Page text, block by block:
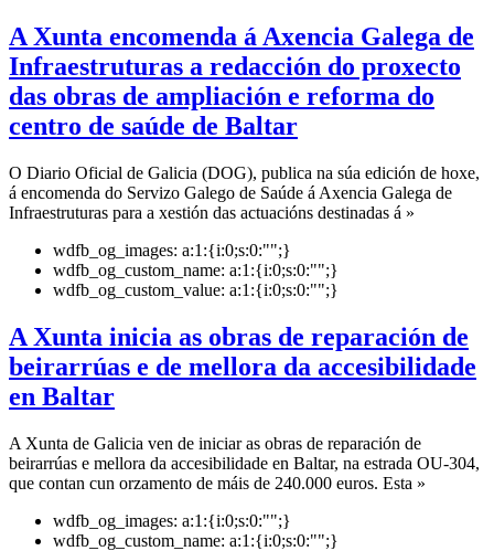
A Xunta encomenda á Axencia Galega de
Infraestruturas a redacción do proxecto
das obras de ampliación e reforma do
centro de saúde de Baltar
O Diario Oficial de Galicia (DOG), publica na súa edición de hoxe,
á encomenda do Servizo Galego de Saúde á Axencia Galega de
Infraestruturas para a xestión das actuacións destinadas á »
wdfb_og_images: a:1:{i:0;s:0:"";}
wdfb_og_custom_name: a:1:{i:0;s:0:"";}
wdfb_og_custom_value: a:1:{i:0;s:0:"";}
A Xunta inicia as obras de reparación de
beirarrúas e de mellora da accesibilidade
en Baltar
A Xunta de Galicia ven de iniciar as obras de reparación de
beirarrúas e mellora da accesibilidade en Baltar, na estrada OU-304,
que contan cun orzamento de máis de 240.000 euros. Esta »
wdfb_og_images: a:1:{i:0;s:0:"";}
wdfb_og_custom_name: a:1:{i:0;s:0:"";}